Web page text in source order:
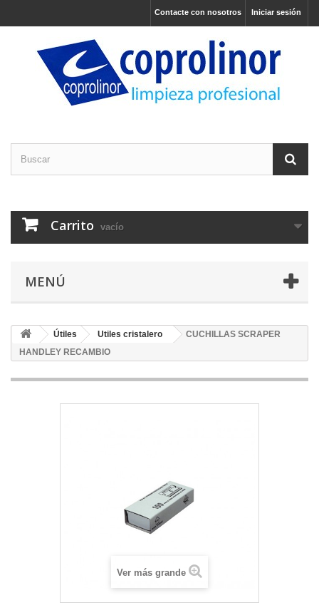
Iniciar sesión
Contacte con nosotros
Carrito vacío
MENÚ
Útiles Utiles cristalero
CUCHILLAS SCRAPER
HANDLEY RECAMBIO
Ver más grande